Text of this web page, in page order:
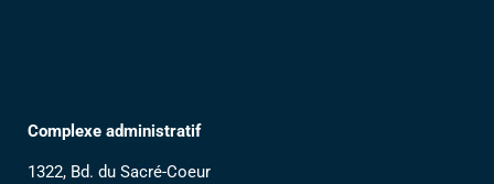
Complexe administratif
1322, Bd. du Sacré-Coeur